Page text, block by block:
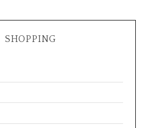
SHOPPING